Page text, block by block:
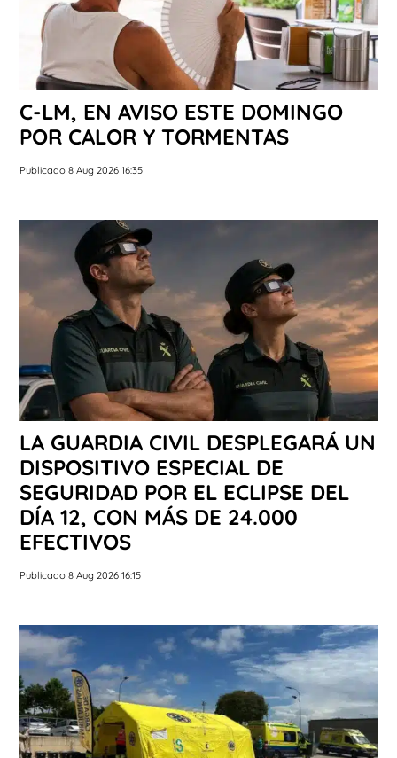
C-LM, EN AVISO ESTE DOMINGO
POR CALOR Y TORMENTAS
Publicado 8 Aug 2026 16:35
LA GUARDIA CIVIL DESPLEGARÁ UN
DISPOSITIVO ESPECIAL DE
SEGURIDAD POR EL ECLIPSE DEL
DÍA 12, CON MÁS DE 24.000
EFECTIVOS
Publicado 8 Aug 2026 16:15